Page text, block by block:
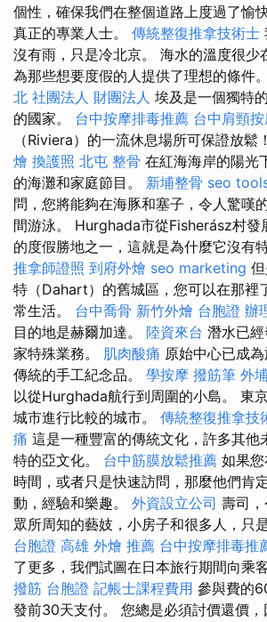
個性，確保我們在整個道路上度過了愉
真正的專業人士。 傳統整復推拿技術士
沒有雨，只是冷北京。 海水的溫度很少
為那些想要度假的人提供了理想的條件。
北 社團法人 財團法人 埃及是一個獨特
的國家。 台中按摩排毒推薦 台中肩頸
（Riviera）的一流休息場所可保證放鬆！
燴 換護照 北屯 整骨 在紅海海岸的陽光
的海灘和家庭節目。 新埔整骨 seo
問，您將能夠在海豚和塞子，令人驚嘆
間游泳。 Hurghada市從Fisherász村發
的度假勝地之一，這就是為什麼它沒有
推拿師證照 到府外燴 seo marketing
特（Dahart）的舊城區，您可以在那裡
常生活。 台中喬骨 新竹外燴 台胞證 辦
目的地是赫爾加達。 陸資來台 潛水已
家特殊業務。 肌肉酸痛 原始中心已成
傳統的手工紀念品。 學按摩 撥筋筆 外
以從Hurghada航行到周圍的小島。 東
城市進行比較的城市。 傳統整復推拿技
痛 這是一種豐富的傳統文化，許多其他
特的亞文化。 台中筋膜放鬆推薦 如果
時間，或者只是快速訪問，那麼他們肯
動，經驗和樂趣。 外資設立公司 壽司，
眾所周知的藝妓，小房子和很多人，只
台胞證 高雄 外燴 推薦 台中按摩排毒推
了更多，我們試圖在日本旅行期間向乘
撥筋 台胞證 記帳士課程費用 參與費的
發前30天支付。 您總是必須討價還價